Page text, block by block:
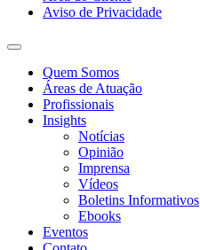
Aviso de Privacidade
Quem Somos
Áreas de Atuação
Profissionais
Insights
Notícias
Opinião
Imprensa
Vídeos
Boletins Informativos
Ebooks
Eventos